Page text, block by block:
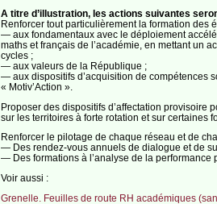
A titre d’illustration, les actions suivantes
Renforcer tout particulièrement la formation des
— aux fondamentaux avec le déploiement
maths et français de l’académie, en mettant un
cycles ;
— aux valeurs de la République ;
— aux dispositifs d’acquisition de compétences
« Motiv’Action ».
Proposer des dispositifs d’affectation provisoire
sur les territoires à forte rotation et sur certaines
Renforcer le pilotage de chaque réseau et de
— Des rendez-vous annuels de dialogue et de
— Des formations à l’analyse de la performance
Voir aussi :
Grenelle. Feuilles de route RH académiques